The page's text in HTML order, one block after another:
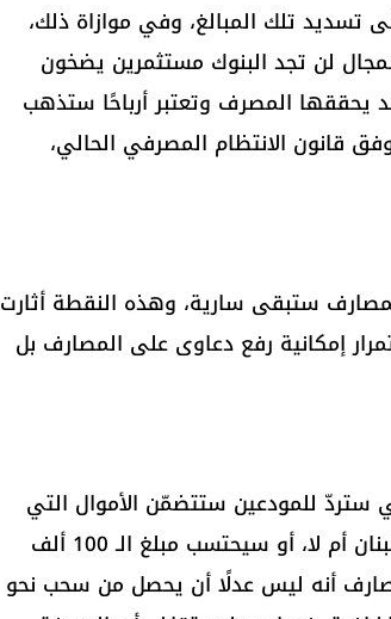
تسديد تلك المبالغ، وفي موازاة ذلك،
لن تجد البنوك مستثمرين يضخون
يحققها المصرف وتعتبر أرباحًا ستذهب
قانون الانتظام المصرفي الحالي،
ستبقى سارية، وهذه النقطة أثارت
إمكانية رفع دعاوى على المصارف بل
كانت وديعة الـ 100 ألف دولار التي ستردّ للمودعين ستتضمّن الأموال التي
سحبت في السنوات السابقة وفق التعاميم الصادرة عن مصرف لبنان أم لا، أو سيحتسب مبلغ الـ 100 ألف
أنه ليس عدلًا أن يحصل من سحب نحو